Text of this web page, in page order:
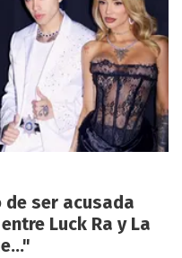
ser acusada
Luck Ra y La